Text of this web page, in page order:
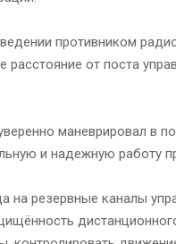
противником
от поста
маневрировал в
и надежную работу
резервные каналы